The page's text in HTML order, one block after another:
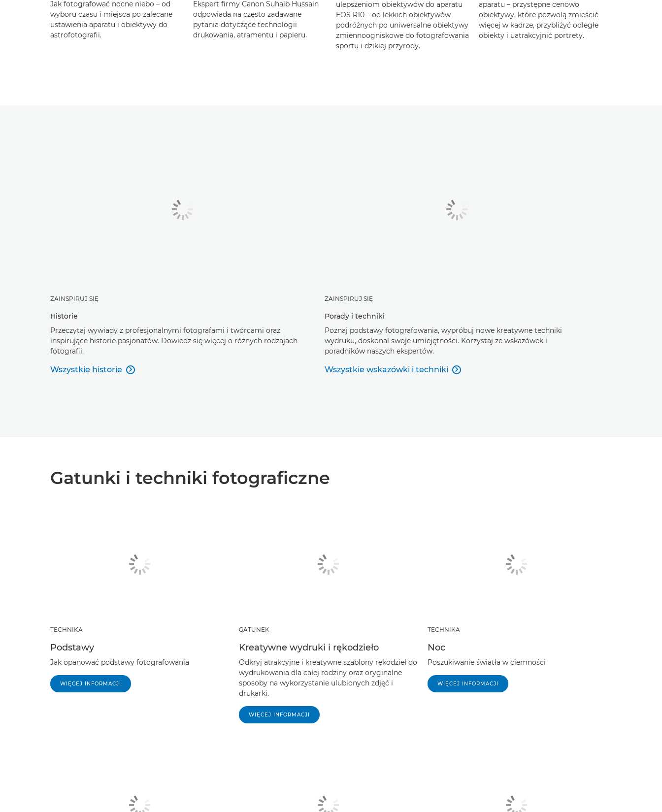
Jak fotografować nocne niebo – od
wyboru czasu i miejsca po zalecane
ustawienia aparatu i obiektywy do
astrofotografii.
Ekspert firmy Canon Suhaib Hussain
odpowiada na często zadawane
pytania dotyczące technologii
drukowania, atramentu i papieru.
ulepszeniom obiektywów do aparatu
EOS R10 – od lekkich obiektywów
podróżnych po uniwersalne obiektywy
zmiennoogniskowe do fotografowania
sportu i dzikiej przyrody.
aparatu – przystępne cenowo
obiektywy, które pozwolą zmieścić
więcej w kadrze, przybliżyć odległe
obiekty i uatrakcyjnić portrety.
ZAINSPIRUJ SIĘ
Historie
Przeczytaj wywiady z profesjonalnymi fotografami i twórcami oraz
inspirujące historie pasjonatów. Dowiedz się więcej o różnych rodzajach
fotografii.
Wszystkie historie 
ZAINSPIRUJ SIĘ
Porady i techniki
Poznaj podstawy fotografowania, wypróbuj nowe kreatywne techniki
wydruku, doskonal swoje umiejętności. Korzystaj ze wskazówek i
poradników naszych ekspertów.
Wszystkie wskazówki i techniki 
Gatunki i techniki fotograficzne
TECHNIKA
Podstawy
Jak opanować podstawy fotografowania
WIĘCEJ INFORMACJI
GATUNEK
Kreatywne wydruki i rękodzieło
Odkryj atrakcyjne i kreatywne szablony rękodzieł do
wydrukowania dla całej rodziny oraz oryginalne
sposoby na wykorzystanie ulubionych zdjęć i
drukarki.
WIĘCEJ INFORMACJI
TECHNIKA
Noc
Poszukiwanie światła w ciemności
WIĘCEJ INFORMACJI